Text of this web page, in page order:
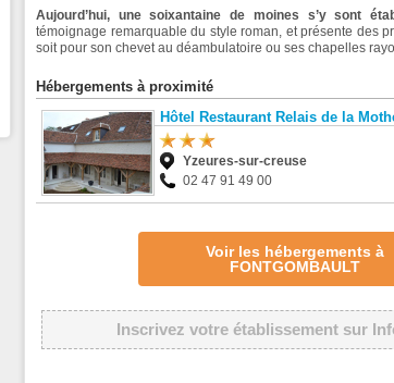
Aujourd’hui, une soixantaine de moines s’y sont
témoignage remarquable du style roman, et présente des
soit pour son chevet au déambulatoire ou ses chapelles
Hébergements à proximité
Hôtel Restaurant Relais de la
Yzeures-sur-creuse
02 47 91 49 00
Voir les hébergements à
FONTGOMBAULT
Inscrivez votre établissement sur